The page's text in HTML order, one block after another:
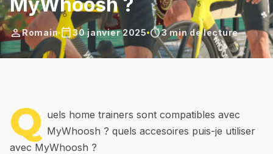
personRomain calendar_today30 janvier 2025 timer3 min de lecture
Q uels home trainers sont compatibles avec
MyWhoosh ? quels accesoires puis-je utiliser
avec MyWhoosh ?